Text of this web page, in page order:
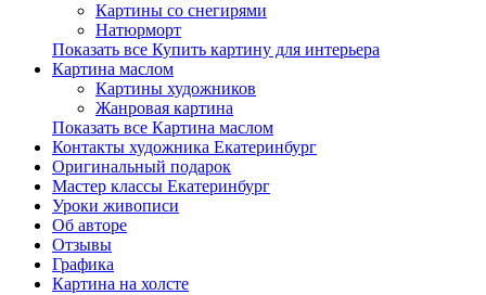
Картины со снегирями
Натюрморт
Показать все Купить картину для интерьера
Картина маслом
Картины художников
Жанровая картина
Показать все Картина маслом
Контакты художника Екатеринбург
Оригинальный подарок
Мастер классы Екатеринбург
Уроки живописи
Об авторе
Отзывы
Графика
Картина на холсте